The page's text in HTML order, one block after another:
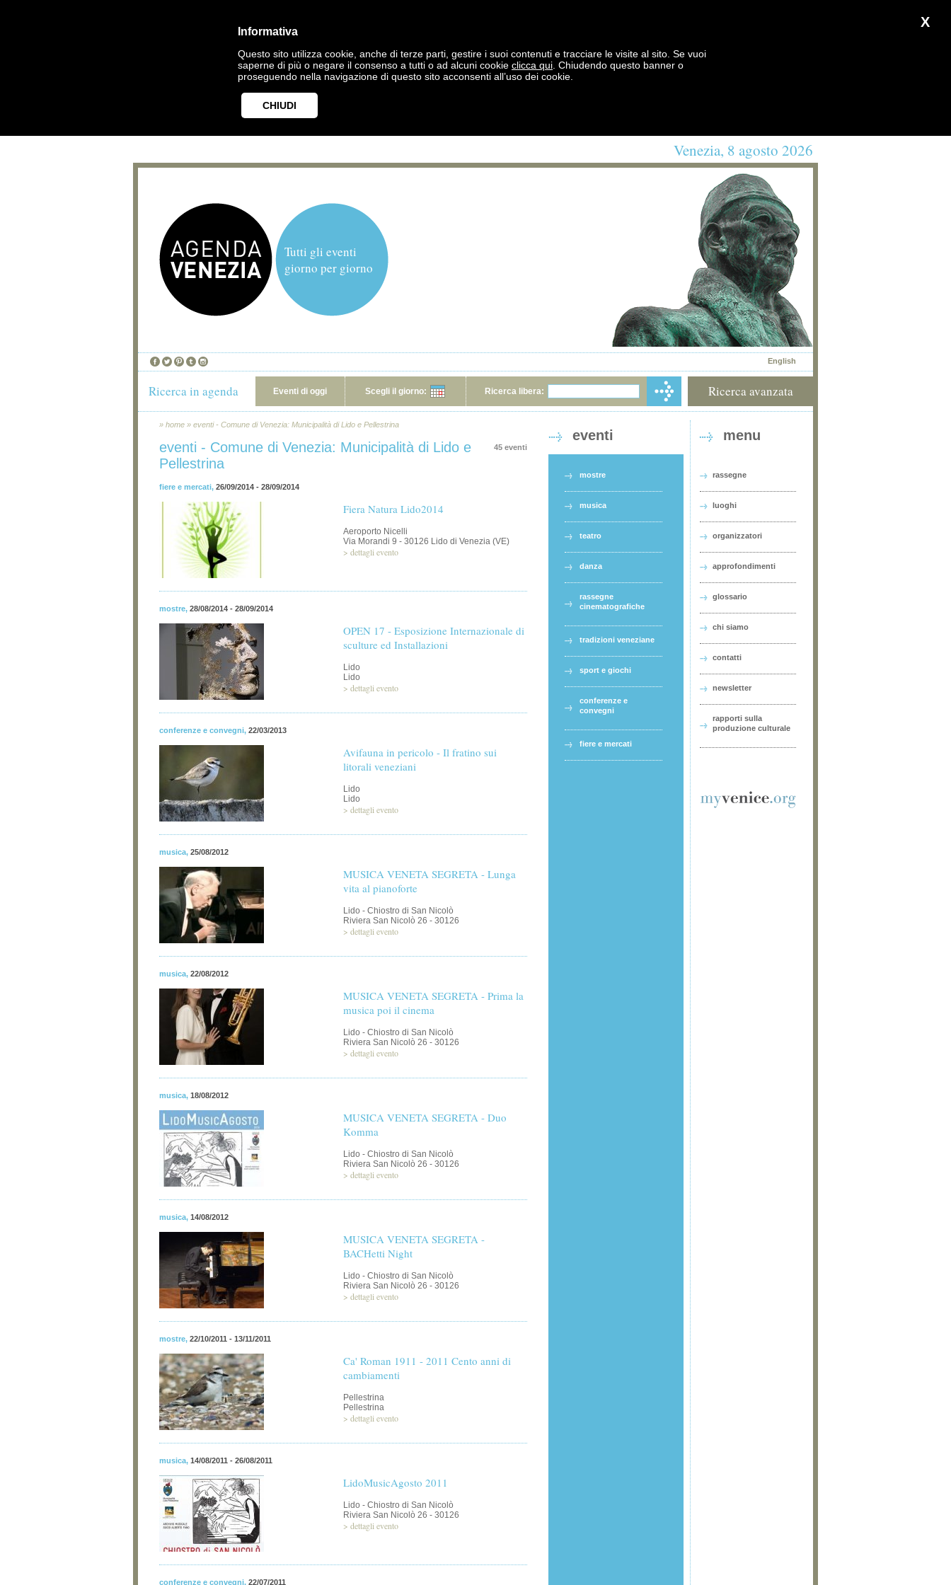
X
Informativa
Questo sito utilizza cookie, anche di terze parti, gestire i suoi contenuti e tracciare le visite al sito. Se vuoi
saperne di più o negare il consenso a tutti o ad alcuni cookie clicca qui . Chiudendo questo banner o
proseguendo nella navigazione di questo sito acconsenti all’uso dei cookie.
CHIUDI
Venezia, 8 agosto 2026
Tutti gli eventi
giorno per giorno
English
Ricerca in agenda Eventi di oggi Scegli il giorno: Ricerca libera: Ricerca avanzata
» home » eventi - Comune di Venezia: Municipalità di Lido e Pellestrina
45 eventi
eventi - Comune di Venezia: Municipalità di Lido e
Pellestrina
fiere e mercati, 26/09/2014 - 28/09/2014
Fiera Natura Lido2014
Aeroporto Nicelli
Via Morandi 9 - 30126 Lido di Venezia (VE)
> dettagli evento
mostre, 28/08/2014 - 28/09/2014
OPEN 17 - Esposizione Internazionale di
sculture ed Installazioni
Lido
Lido
> dettagli evento
conferenze e convegni, 22/03/2013
Avifauna in pericolo - Il fratino sui
litorali veneziani
Lido
Lido
> dettagli evento
musica, 25/08/2012
MUSICA VENETA SEGRETA - Lunga
vita al pianoforte
Lido - Chiostro di San Nicolò
Riviera San Nicolò 26 - 30126
> dettagli evento
musica, 22/08/2012
MUSICA VENETA SEGRETA - Prima la
musica poi il cinema
Lido - Chiostro di San Nicolò
Riviera San Nicolò 26 - 30126
> dettagli evento
musica, 18/08/2012
MUSICA VENETA SEGRETA - Duo
Komma
Lido - Chiostro di San Nicolò
Riviera San Nicolò 26 - 30126
> dettagli evento
musica, 14/08/2012
MUSICA VENETA SEGRETA -
BACHetti Night
Lido - Chiostro di San Nicolò
Riviera San Nicolò 26 - 30126
> dettagli evento
mostre, 22/10/2011 - 13/11/2011
Ca' Roman 1911 - 2011 Cento anni di
cambiamenti
Pellestrina
Pellestrina
> dettagli evento
musica, 14/08/2011 - 26/08/2011
LidoMusicAgosto 2011
Lido - Chiostro di San Nicolò
Riviera San Nicolò 26 - 30126
> dettagli evento
conferenze e convegni, 22/07/2011
eventi
mostre
musica
teatro
danza
rassegne
cinematografiche
tradizioni veneziane
sport e giochi
conferenze e
convegni
fiere e mercati
menu
rassegne
luoghi
organizzatori
approfondimenti
glossario
chi siamo
contatti
newsletter
rapporti sulla
produzione culturale